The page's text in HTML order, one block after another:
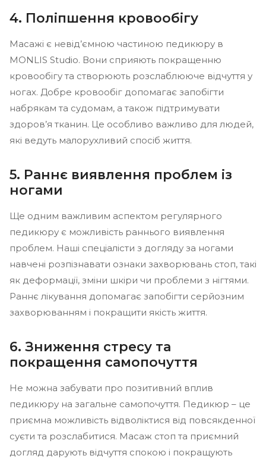
4. Поліпшення кровообігу
Масажі є невід’ємною частиною педикюру в
MONLIS Studio. Вони сприяють покращенню
кровообігу та створюють розслаблююче відчуття у
ногах. Добре кровообіг допомагає запобігти
набрякам та судомам, а також підтримувати
здоров’я тканин. Це особливо важливо для людей,
які ведуть малорухливий спосіб життя.
5. Раннє виявлення проблем із
ногами
Ще одним важливим аспектом регулярного
педикюру є можливість раннього виявлення
проблем. Наші спеціалісти з догляду за ногами
навчені розпізнавати ознаки захворювань стоп, такі
як деформації, зміни шкіри чи проблеми з нігтями.
Раннє лікування допомагає запобігти серйозним
захворюванням і покращити якість життя.
6. Зниження стресу та
покращення самопочуття
Не можна забувати про позитивний вплив
педикюру на загальне самопочуття. Педикюр – це
приємна можливість відволіктися від повсякденної
суєти та розслабитися. Масаж стоп та приємний
догляд дарують відчуття спокою і покращують